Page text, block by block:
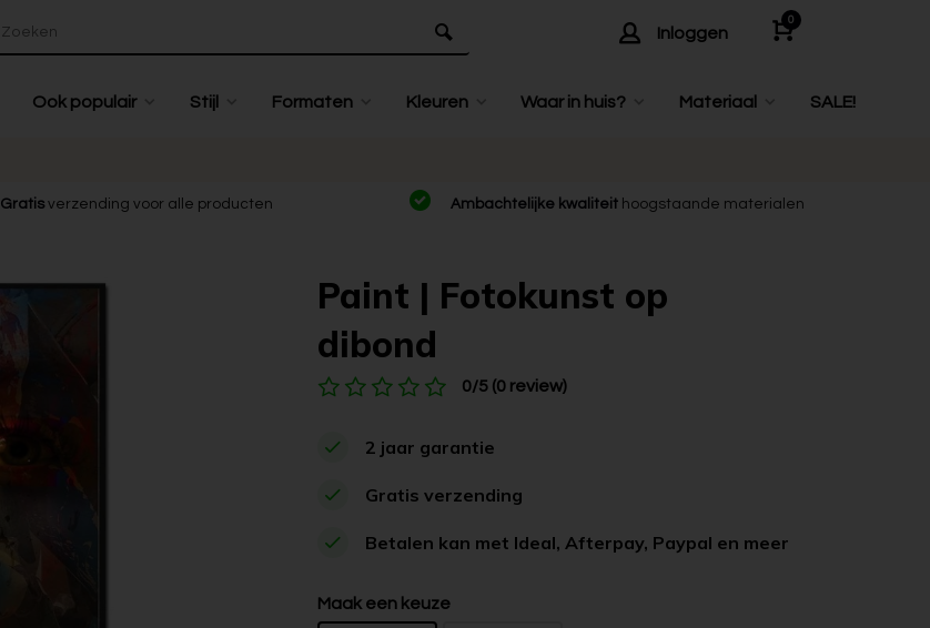
Inloggen
0
Ook populair Stijl Formaten Kleuren Waar in huis? Materiaal SALE!
Gratisverzending voor alle producten Ambachtelijke kwaliteit hoogstaande materialen
Paint | Fotokunst op
dibond
0/5 (0 review)
2 jaar garantie
Gratis verzending
Betalen kan met Ideal, Afterpay, Paypal en meer
Maak een keuze